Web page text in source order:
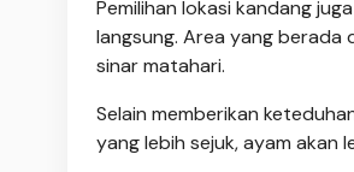
Pemilihan lokasi kandang
langsung. Area yang
sinar matahari.
Selain memberikan
yang lebih sejuk, ayam akan